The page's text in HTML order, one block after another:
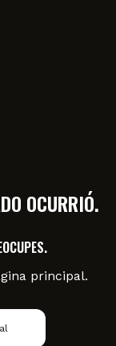
OCURRIÓ.
principal.